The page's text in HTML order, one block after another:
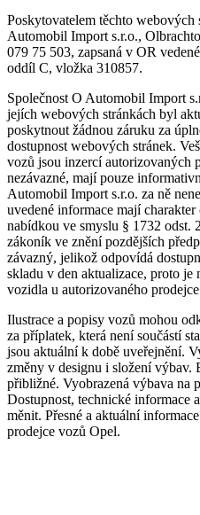
Poskytovatelem těchto webových
Automobil Import s.r.o.,
079 75 503, zapsaná v OR
oddíl C, vložka 310857.
Společnost O Automobil Import
jejích webových stránkách byl
poskytnout žádnou záruku za
dostupnost webových stránek.
vozů jsou inzercí autorizovaných
nezávazné, mají pouze
Automobil Import s.r.o. za ně
uvedené informace mají
nabídkou ve smyslu § 1732 odst.
zákoník ve znění pozdějších
závazný, jelikož odpovídá
skladu v den aktualizace, proto je
vozidla u autorizovaného
Ilustrace a popisy vozů mohou
za příplatek, která není součástí
jsou aktuální k době uveřejnění.
změny v designu i složení výbav.
přibližné. Vyobrazená výbava na
Dostupnost, technické informace
měnit. Přesné a aktuální
prodejce vozů Opel.